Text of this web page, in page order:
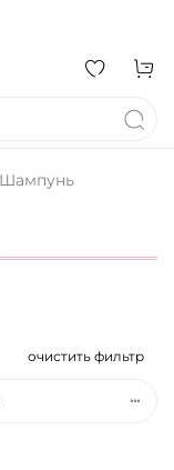
очистить фильтр